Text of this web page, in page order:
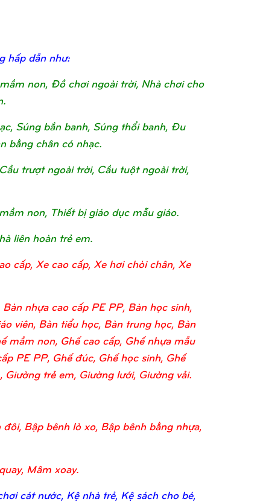
hấp dẫn như:
non, Đồ chơi ngoài trời, Nhà chơi cho
Súng bắn banh, Súng thổi banh, Đu
bằng chân có nhạc.
trượt ngoài trời, Cầu tuột ngoài trời,
non, Thiết bị giáo dục mẫu giáo.
liên hoàn trẻ em.
cấp, Xe cao cấp, Xe hơi chòi chân, Xe
nhựa cao cấp PE PP, Bàn học sinh,
viên, Bàn tiểu học, Bàn trung học, Bàn
mầm non, Ghế cao cấp, Ghế nhựa mẫu
PE PP, Ghế đúc, Ghế học sinh, Ghế
trẻ em, Giường lưới, Giường vải.
Bập bênh lò xo, Bập bênh bằng nhựa,
Mâm xoay.
cát nước, Kệ nhà trẻ, Kệ sách cho bé,